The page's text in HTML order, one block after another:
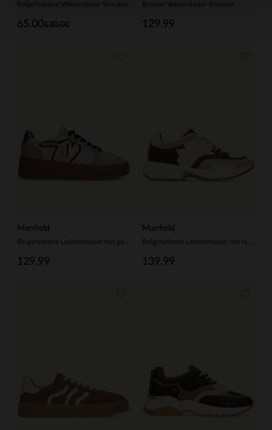
Beigefarbene Veloursleder-Sneaker
130.00
65.00
Braune Veloursleder-Sneaker
129.99
Manfield
129.99
Manfield
139.99